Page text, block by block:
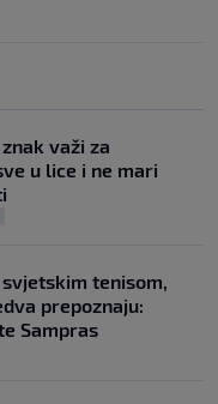
važi za
u lice i ne mari
tenisom,
prepoznaju:
Sampras